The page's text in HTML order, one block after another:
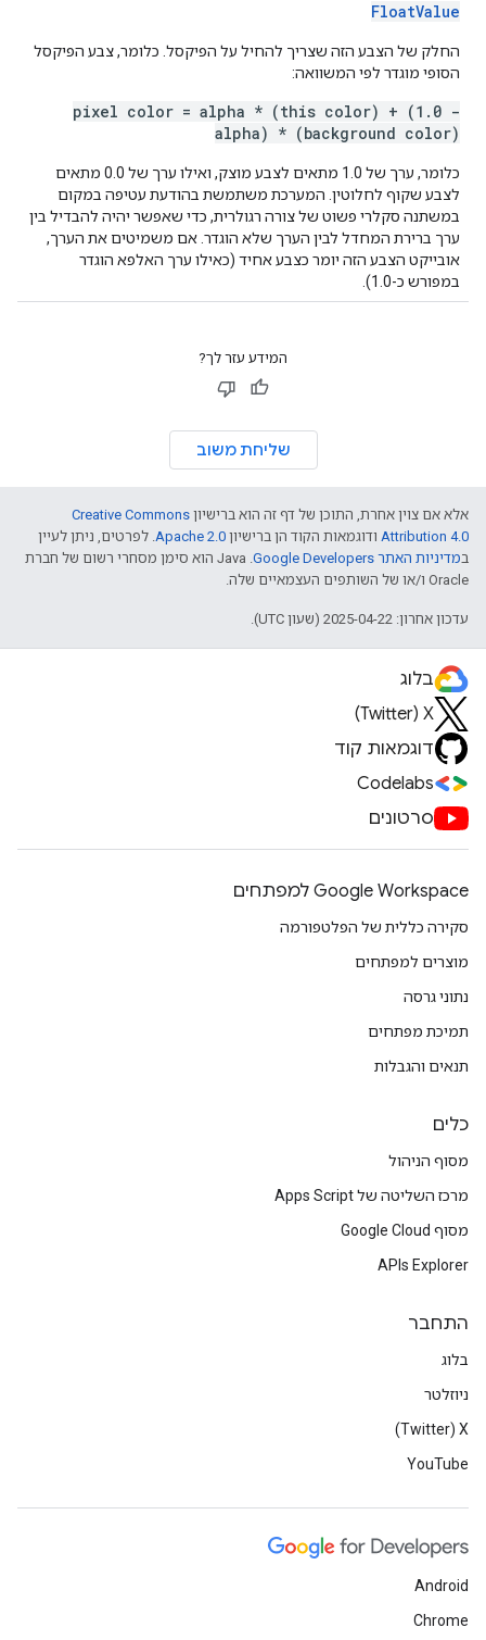
FloatValue
החלק של הצבע הזה שצריך להחיל על הפיקסל. כלומר, צבע הפיקסל
הסופי מוגדר לפי המשוואה:
pixel color = alpha * (this color) + (1.0 -
alpha) * (background color)
כלומר, ערך של 1.0 מתאים לצבע מוצק, ואילו ערך של 0.0 מתאים
לצבע שקוף לחלוטין. המערכת משתמשת בהודעת עטיפה במקום
במשתנה סקלרי פשוט של צורה רגולרית, כדי שאפשר יהיה להבדיל בין
ערך ברירת המחדל לבין הערך שלא הוגדר. אם משמיטים את הערך,
אובייקט הצבע הזה יומר כצבע אחיד (כאילו ערך האלפא הוגדר
במפורש כ-1.0).
המידע עזר לך?
שליחת משוב
אלא אם צוין אחרת, התוכן של דף זה הוא ברישיון Creative Commons
Attribution 4.0 ודוגמאות הקוד הן ברישיון Apache 2.0. לפרטים, ניתן לעיין
במדיניות האתר Google Developers‏
.‏ Java הוא סימן מסחרי רשום של חברת
Oracle ו/או של השותפים העצמאיים שלה.
עדכון אחרון: 2025-04-22 (שעון UTC).
בלוג
X‏ (Twitter)
דוגמאות קוד
Codelabs
סרטונים
Google Workspace למפתחים
סקירה כללית של הפלטפורמה
מוצרים למפתחים
נתוני גרסה
תמיכת מפתחים
תנאים והגבלות
כלים
מסוף הניהול
מרכז השליטה של Apps Script
מסוף Google Cloud
APIs Explorer
התחבר
בלוג
ניוזלטר
X‏ (Twitter)
YouTube
Android
Chrome